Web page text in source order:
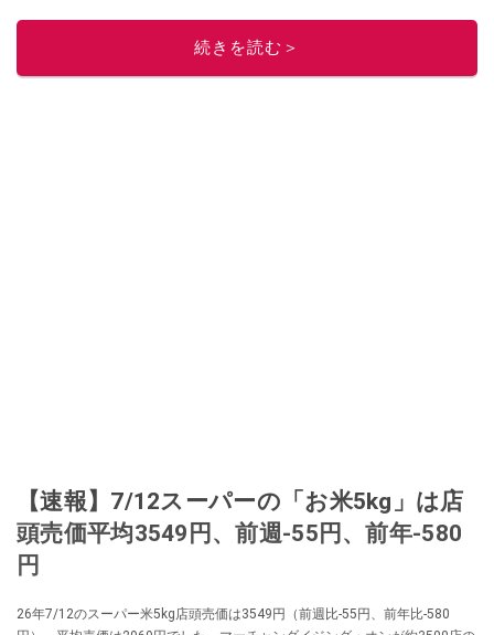
ニュースでフォロー
続きを読む＞
【速報】7/12スーパーの「お米5kg」は店
頭売価平均3549円、前週-55円、前年-580
円
26年7/12のスーパー米5kg店頭売価は3549円（前週比-55円、前年比-580